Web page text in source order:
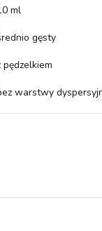
ml
gęsty
pędzelkiem
warstwy